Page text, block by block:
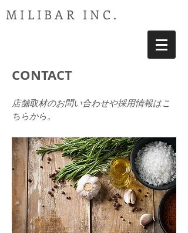
MILIBAR INC.
CONTACT
店舗取材のお問い合わせや採用情報はこ
ちらから。